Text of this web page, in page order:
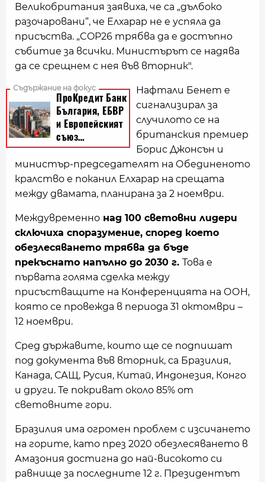
Великобритания заявиха, че са „дълбоко
разочаровани“, че Елхарар не е успяла да
присъства. „COP26 трябва да е достъпно
събитие за всички. Министърът се надява
да се срещнем с нея във вторник".
Нафтали Бенет е
сигнализирал за
случилото се на
британския премиер
Борис Джонсън и
министър-председателят на Обединеното
кралство е поканил Елхарар на срещата
между двамата, планирана за 2 ноември.
Междувременно над 100 световни лидери
сключиха споразумение, според което
обезлесяването трябва да бъде
прекъснато напълно до 2030 г. Това е
първата голяма сделка между
присъстващите на Конференцията на ООН,
която се провежда в периода 31 октомври –
12 ноември.
Сред държавите, които ще се подпишат
под документа във вторник, са Бразилия,
Канада, САЩ, Русия, Китай, Индонезия, Конго
и други. Те покриват около 85% от
световните гори.
Бразилия има огромен проблем с изсичането
на горите, като през 2020 обезлесяването в
Амазония достигна до най-високото си
равнище за последните 12 г. Президентът